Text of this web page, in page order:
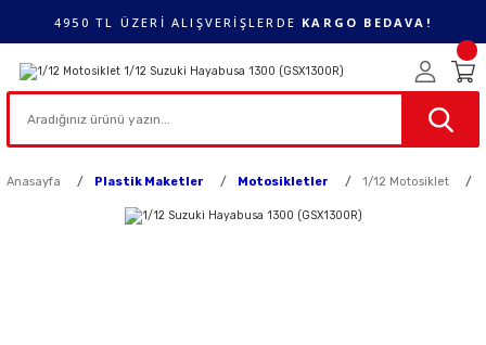
4950 TL ÜZERİ ALIŞVERİŞLERDE KARGO BEDAVA!
Anasayfa Plastik Maketler Motosikletler 1/12 Motosiklet